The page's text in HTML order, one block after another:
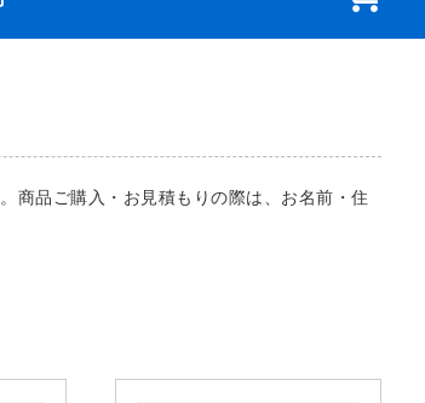
商品ご購入・お見積もりの際は、お名前・住